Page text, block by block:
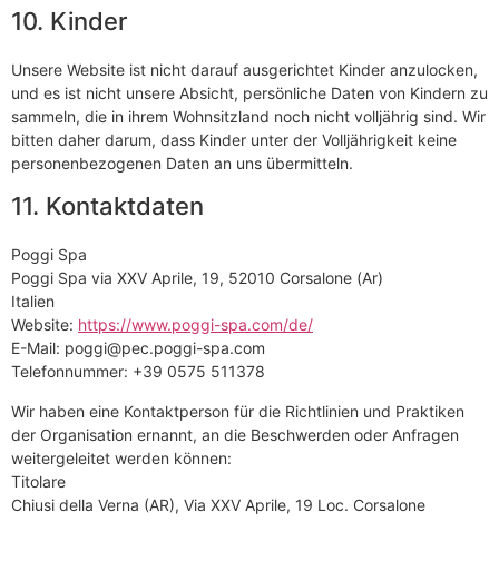
10. Kinder
Unsere Website ist nicht darauf ausgerichtet Kinder anzulocken,
und es ist nicht unsere Absicht, persönliche Daten von Kindern zu
sammeln, die in ihrem Wohnsitzland noch nicht volljährig sind. Wir
bitten daher darum, dass Kinder unter der Volljährigkeit keine
personenbezogenen Daten an uns übermitteln.
11. Kontaktdaten
Poggi Spa
Poggi Spa via XXV Aprile, 19, 52010 Corsalone (Ar)
Italien
Website: https://www.poggi-spa.com/de/
E-Mail: poggi@pec.poggi-spa.com
Telefonnummer: +39 0575 511378
Wir haben eine Kontaktperson für die Richtlinien und Praktiken
der Organisation ernannt, an die Beschwerden oder Anfragen
weitergeleitet werden können:
Titolare
Chiusi della Verna (AR), Via XXV Aprile, 19 Loc. Corsalone